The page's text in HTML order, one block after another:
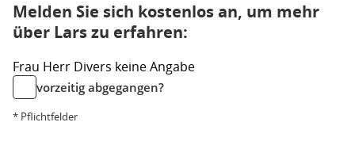
Melden Sie sich kostenlos an, um mehr
über Lars zu erfahren:
Frau Herr Divers keine Angabe
vorzeitig abgegangen?
* Pflichtfelder